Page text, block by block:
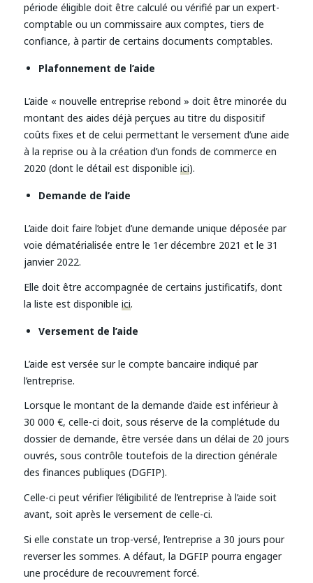
période éligible doit être calculé ou vérifié par un expert-
comptable ou un commissaire aux comptes, tiers de
confiance, à partir de certains documents comptables.
Plafonnement de l’aide
L’aide « nouvelle entreprise rebond » doit être minorée du
montant des aides déjà perçues au titre du dispositif
coûts fixes et de celui permettant le versement d’une aide
à la reprise ou à la création d’un fonds de commerce en
2020 (dont le détail est disponible ici).
Demande de l’aide
L’aide doit faire l’objet d’une demande unique déposée par
voie dématérialisée entre le 1er décembre 2021 et le 31
janvier 2022.
Elle doit être accompagnée de certains justificatifs, dont
la liste est disponible ici.
Versement de l’aide
L’aide est versée sur le compte bancaire indiqué par
l’entreprise.
Lorsque le montant de la demande d’aide est inférieur à
30 000 €, celle-ci doit, sous réserve de la complétude du
dossier de demande, être versée dans un délai de 20 jours
ouvrés, sous contrôle toutefois de la direction générale
des finances publiques (DGFIP).
Celle-ci peut vérifier l’éligibilité de l’entreprise à l’aide soit
avant, soit après le versement de celle-ci.
Si elle constate un trop-versé, l’entreprise a 30 jours pour
reverser les sommes. A défaut, la DGFIP pourra engager
une procédure de recouvrement forcé.